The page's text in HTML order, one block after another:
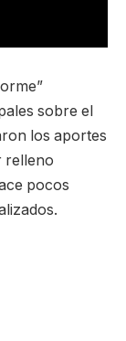
sobre el
los aportes
relleno
pocos